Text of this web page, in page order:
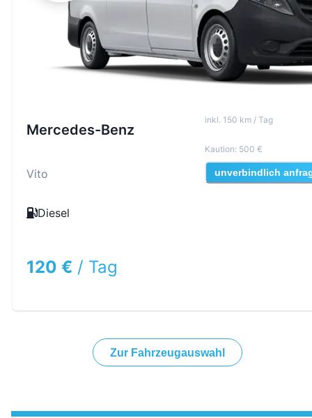
Mercedes-Benz
Vito
Diesel
120 € / Tag
inkl. 150 km / Tag
Kaution: 500 €
unverbindlich
Zur Fahrzeugauswahl